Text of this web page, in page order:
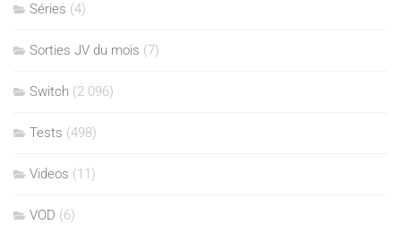
Séries (4)
Sorties JV du mois (7)
Switch (2 096)
Tests (498)
Videos (11)
VOD (6)